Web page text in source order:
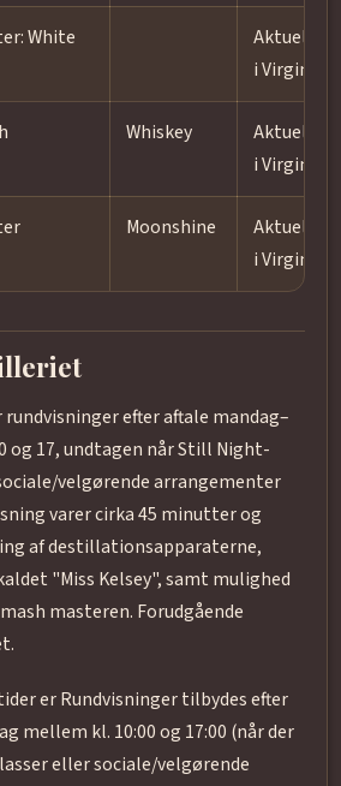
White
Aktuel;
i Virginia
Whiskey
Aktuel;
i Virginia
Moonshine
Aktuel;
i Virginia
efter aftale mandag–
og 17, undtagen når Still Night-
velgørende arrangementer
varer cirka 45 minutter og
af destillationsapparaterne,
"Miss Kelsey", samt mulighed
masteren. Forudgående
er Rundvisninger tilbydes efter
mellem kl. 10:00 og 17:00 (når der
eller sociale/velgørende